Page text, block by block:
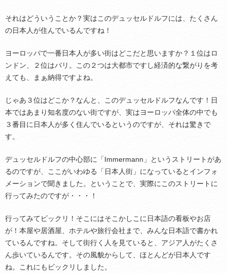
それはどういうことか？実はこのデュッセルドルフには、たくさん
の日本人が住んでいるんですね！
ヨーロッパで一番日本人が多い街はどこだと思いますか？１位はロ
ンドン、２位はパリ。この２つは大都市ですし経済的な繋がりを考
えても、まぁ納得ですよね。
じゃあ３位はどこか？なんと、このデュッセルドルフなんです！日
本ではあまり知名度のない街ですが、実はヨーロッパ全体の中でも
３番目に日本人が多く住んでいるというのですが、それは驚きで
す。
デュッセルドルフの中心部に「Immermann」というストリートがあ
るのですが、ここがいわゆる「日本人街」になっているとインフォ
メーションで聞きました。ということで、実際にこのストリートに
行ってみたのですが・・・！
行ってみてビックリ！そこにはそこかしこに日本語の看板やお店
が！本屋や居酒屋、ホテルや旅行会社まで、みんな日本語で書かれ
ているんですね。そして街行く人を見ていると、アジア人がたくさ
ん歩いているんです。その風貌からして、ほとんどが日本人です
ね。これにもビックリしました。